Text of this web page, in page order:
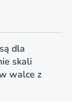
dla
skali
walce z